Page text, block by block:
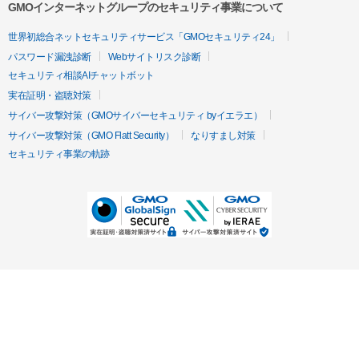
GMOインターネットグループのセキュリティ事業について
世界初総合ネットセキュリティサービス「GMOセキュリティ24」
パスワード漏洩診断
Webサイトリスク診断
セキュリティ相談AIチャットボット
実在証明・盗聴対策
サイバー攻撃対策（GMOサイバーセキュリティ byイエラエ）
サイバー攻撃対策（GMO Flatt Security）
なりすまし対策
セキュリティ事業の軌跡